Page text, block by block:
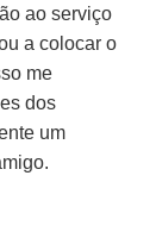
ao serviço
a colocar o
me
dos
um